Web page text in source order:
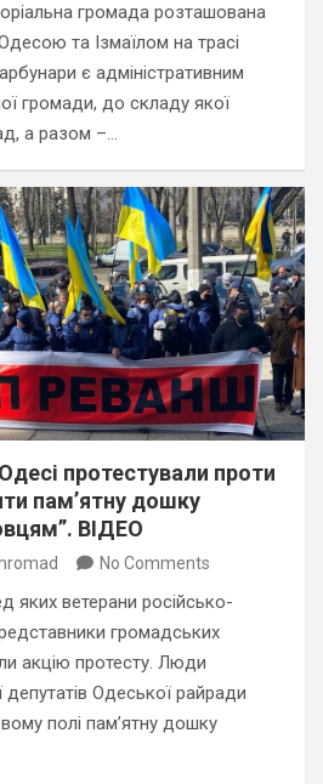
громада розташована
та Ізмаїлом на трасі
є адміністративним
громади, до складу якої
а разом –…
протестували проти
пам’ятну дошку
ВІДЕО
No Comments
яких ветерани російсько-
громадських
акцію протесту. Люди
депутатів Одеської райради
полі пам’ятну дошку